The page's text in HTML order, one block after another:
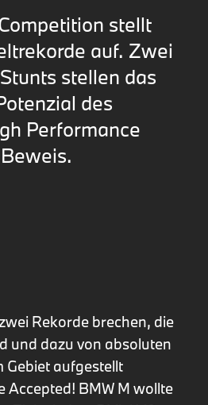
stellt
auf. Zwei
stellen das
des
Performance
Rekorde brechen, die
und dazu von absoluten
Gebiet aufgestellt
Accepted! BMW M wollte